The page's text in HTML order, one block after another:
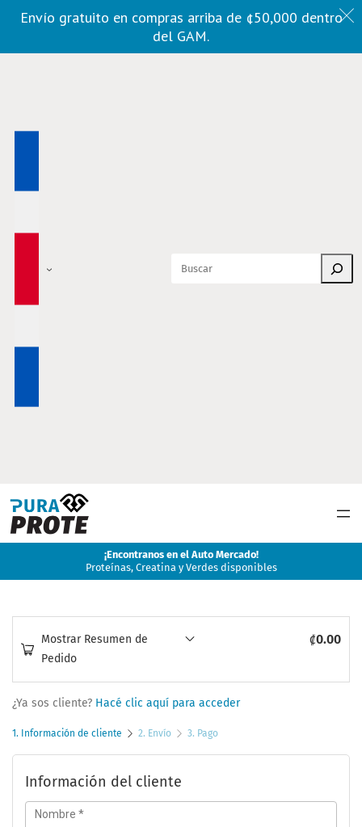
Envío gratuito en compras arriba de ¢50,000 dentro
del GAM.
Buscar
¡Encontranos en el Auto Mercado!
Proteínas, Creatina y Verdes disponibles
Mostrar Resumen de
Pedido
₡0.00
¿Ya sos cliente? Hacé clic aquí para acceder
1. Información de cliente 2. Envío 3. Pago
Información del cliente
Nombre *